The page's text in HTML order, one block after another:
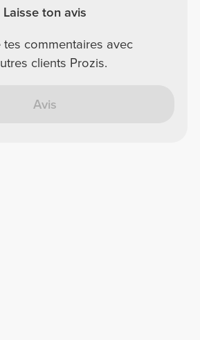
Laisse ton avis
tes commentaires avec
clients Prozis.
Avis